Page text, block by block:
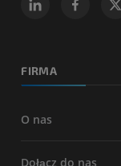
FIRMA
O nas
Dołącz do nas